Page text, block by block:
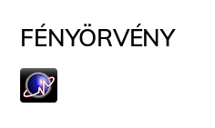
FÉNYÖRVÉNY